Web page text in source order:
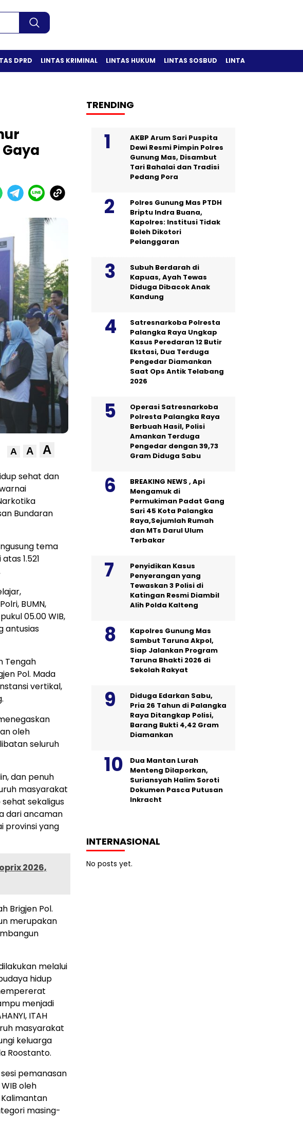
DPRD LINTAS KRIMINAL LINTAS HUKUM LINTAS SOSBUD LINTAS OLAH RAGA
A A A
sehat dan
Bundaran
tema
1.521
BUMN,
05.00 WIB,
antusias
Tengah
Pol. Mada
vertikal,
oleh
seluruh
dan penuh
masyarakat
sekaligus
dari ancaman
provinsi yang
2026,
Brigjen Pol.
merupakan
melalui
hidup
menjadi
ITAH
masyarakat
keluarga
Roostanto.
pemanasan
oleh
masing-
TRENDING
AKBP Arum Sari Puspita
Dewi Resmi Pimpin Polres
Gunung Mas, Disambut
Tari Bahalai dan Tradisi
Pedang Pora
Polres Gunung Mas PTDH
Briptu Indra Buana,
Kapolres: Institusi Tidak
Boleh Dikotori
Pelanggaran
Subuh Berdarah di
Kapuas, Ayah Tewas
Diduga Dibacok Anak
Kandung
Satresnarkoba Polresta
Palangka Raya Ungkap
Kasus Peredaran 12 Butir
Ekstasi, Dua Terduga
Pengedar Diamankan
Saat Ops Antik Telabang
2026
Operasi Satresnarkoba
Polresta Palangka Raya
Berbuah Hasil, Polisi
Amankan Terduga
Pengedar dengan 39,73
Gram Diduga Sabu
BREAKING NEWS , Api
Mengamuk di
Permukiman Padat Gang
Sari 45 Kota Palangka
Raya,Sejumlah Rumah
dan MTs Darul Ulum
Terbakar
Penyidikan Kasus
Penyerangan yang
Tewaskan 3 Polisi di
Katingan Resmi Diambil
Alih Polda Kalteng
Kapolres Gunung Mas
Sambut Taruna Akpol,
Siap Jalankan Program
Taruna Bhakti 2026 di
Sekolah Rakyat
Diduga Edarkan Sabu,
Pria 26 Tahun di Palangka
Raya Ditangkap Polisi,
Barang Bukti 4,42 Gram
Diamankan
Dua Mantan Lurah
Menteng Dilaporkan,
Suriansyah Halim Soroti
Dokumen Pasca Putusan
Inkracht
INTERNASIONAL
No posts yet.